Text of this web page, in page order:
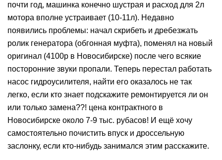
почти год, машинка конечно шустрая и расход для 2л
мотора вполне устраивает (10-11л). Недавно
появились проблемы: начал скрибеть и дребезжать
ролик генератора (обгонная муфта), поменял на новый
оригинал (4100р в Новосибирске) после чего всякие
посторонние звуки пропали. Теперь перестал работать
насос гидроусилителя, найти его оказалось не так
легко, если кто знает подскажите ремонтируется ли он
или только замена??! цена контрактного в
Новосибирске около 7-9 тыс. рубасов! И ещё хочу
самостоятельно почистить впуск и дроссельную
заслонку, если кто-нибудь занимался этим расскажите.